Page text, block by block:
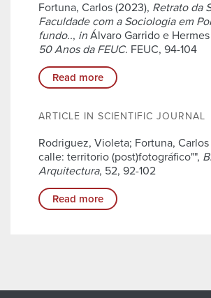
Fortuna, Carlos (2023), Retrato da
Faculdade com a Sociologia em
fundo.., in Álvaro Garrido e
50 Anos da FEUC. FEUC, 94-104
Read more
ARTICLE IN SCIENTIFIC JOURNAL
Rodriguez, Violeta; Fortuna, Carlos
calle: territorio (post)fotográfico"",
Arquitectura, 52, 92-102
Read more